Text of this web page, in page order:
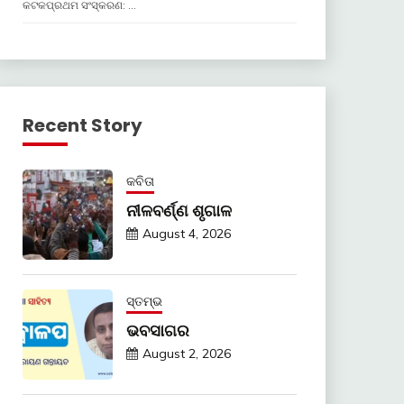
କଟକପ୍ରଥମ ସଂସ୍କରଣ: …
Recent Story
କବିତା
ନୀଳବର୍ଣ୍ଣ ଶୃଗାଳ
August 4, 2026
ସ୍ତମ୍ଭ
ଭବସାଗର
August 2, 2026